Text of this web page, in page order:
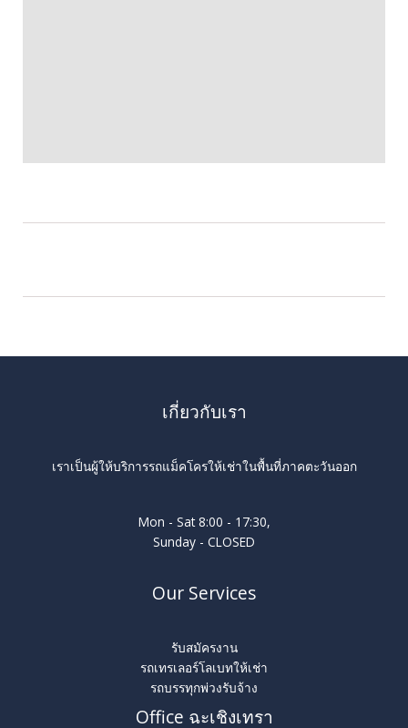
เกี่ยวกับเรา
เราเป็นผู้ให้บริการรถแม็คโครให้เช่าในพื้นที่ภาคตะวันออก
Mon - Sat 8:00 - 17:30,
Sunday - CLOSED
Our Services
รับสมัครงาน
รถเทรเลอร์โลเบทให้เช่า
รถบรรทุกพ่วงรับจ้าง
Office ฉะเชิงเทรา